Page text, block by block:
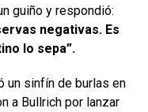
guiño y respondió:
negativas. Es
lo sepa”.
un sinfín de burlas en
a Bullrich por lanzar